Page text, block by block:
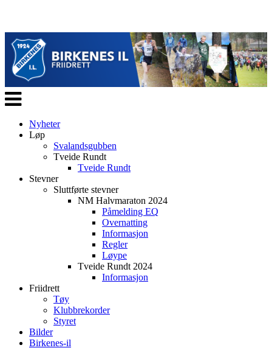
Veksle
navigasjon
Nyheter
Løp
Svalandsgubben
Tveide Rundt
Tveide Rundt
Stevner
Sluttførte stevner
NM Halvmaraton 2024
Påmelding EQ
Overnatting
Informasjon
Regler
Løype
Tveide Rundt 2024
Informasjon
Friidrett
Tøy
Klubbrekorder
Styret
Bilder
Birkenes-il